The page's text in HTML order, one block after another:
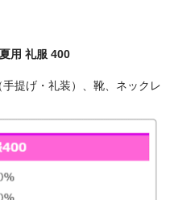
用 礼服 400
提げ・礼装）、靴、ネックレ